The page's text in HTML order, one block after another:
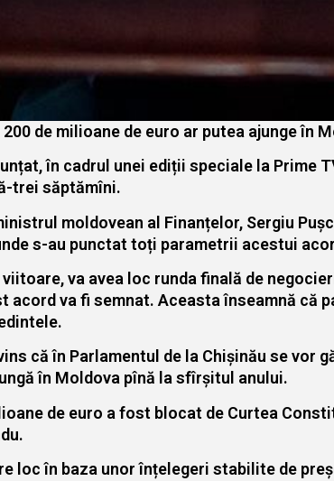
de milioane de euro ar putea ajunge în
în cadrul unei ediții speciale la Prime
trei săptămîni.
moldovean al Finanțelor, Sergiu
s-au punctat toți parametrii acestui
va avea loc runda finală de
acord va fi semnat. Aceasta înseamnă că
că în Parlamentul de la Chișinău se vor
în Moldova pînă la sfîrșitul anului.
de euro a fost blocat de Curtea
loc în baza unor înțelegeri stabilite de